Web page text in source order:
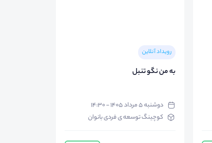
رویداد آنلاین
به من نگو تنبل
دوشنبه ۵ مرداد ۱۴۰۵ - ۱۴:۳۰
کوچینگ توسعه ی فردی بانوان